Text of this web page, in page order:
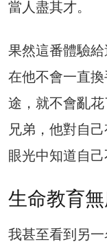
當人盡其才。
果然這番體驗
在他不會一直
途，就不會亂
兄弟，他對自
眼光中知道自己
生命教育
我甚至看到另